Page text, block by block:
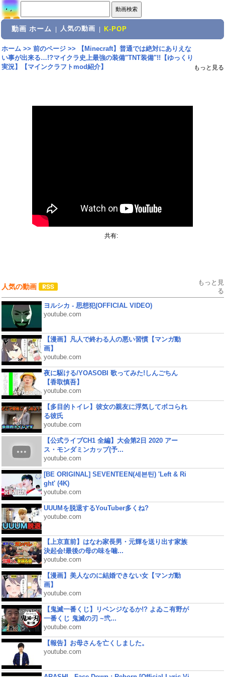
動画 ホーム 人気の動画 K-POP
ホーム>> 前のページ>>
【Minecraft】普通では絶対にありえな
い事が出来る…!?マイクラ史上最強の装備"TNT装備"!!【ゆっくり
実況】【マインクラフトmod紹介】
もっと見る
共有:
人気の動画
もっと見
る
ヨルシカ - 思想犯(OFFICIAL VIDEO)
youtube.com
【漫画】凡人で終わる人の悪い習慣【マンガ動
画】
youtube.com
夜に駆ける/YOASOBI 歌ってみた!しんごちん
【香取慎吾】
youtube.com
【多目的トイレ】彼女の親友に浮気してボコられ
る彼氏
youtube.com
【公式ライブCH1 全編】大会第2日 2020 アー
ス・モンダミンカップ(予...
youtube.com
[BE ORIGINAL] SEVENTEEN(세븐틴) 'Left & Ri
ght' (4K)
youtube.com
UUUMを脱退するYouTuber多くね?
youtube.com
【上京直前】はなわ家長男・元輝を送り出す家族
決起会!最後の母の味を噛...
youtube.com
【漫画】美人なのに結婚できない女【マンガ動
画】
youtube.com
【鬼滅一番くじ】リベンジなるか!? よゐこ有野が
一番くじ 鬼滅の刃 ~弐...
youtube.com
【報告】お母さんを亡くしました。
youtube.com